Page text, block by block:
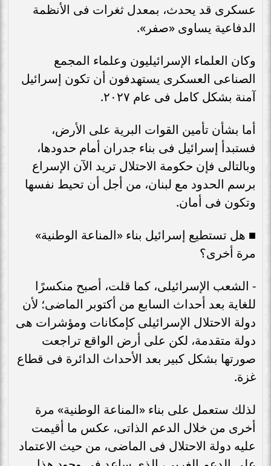
عسكرى قد يحدث، بمعدل ثغرات فى الأنظمة
الدفاعية يساوى «صفر».
وكان العلماء الإسرائيليون وعلماء المجمع
الصناعى العسكرى يستهدفون أن تكون إسرائيل
آمنة بشكل كامل فى عام ٢٠٢٧.
أما بشأن تأمين القوات البرية على الأرض،
فستبدأ إسرائيل فى بناء جدران أمام حدودها،
وبالتالى فإن حكومة الاحتلال تريد الآن الإسراع
برسم الحدود مع لبنان، من أجل أن تحيط نفسها
وتكون فى أمان.
■ هل تستطيع إسرائيل بناء «المناعة الوطنية»
مرة أخرى؟
- الشعب الإسرائيلى، كما قلت، أصبح منكسرًا
للغاية بعد أحداث السابع من أكتوبر الماضى؛ لأن
دولة الاحتلال الإسرائيلى كإمكانات ومؤشرات هى
دولة متقدمة، لكن على أرض الواقع تراجعت
صورتها بشكل كبير بعد الأحداث الدائرة فى قطاع
غزة.
لذلك ستعمل على بناء «المناعة الوطنية» مرة
أخرى من خلال الدعم الذاتى، عكس ما أقيمت
عليه دولة الاحتلال فى الماضى، من حيث الاعتماد